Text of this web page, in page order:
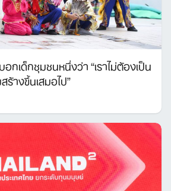
อกเด็กชุมชนหนึ่งว่า “เราไม่ต้องเป็น
างขึ้นเสมอไป”